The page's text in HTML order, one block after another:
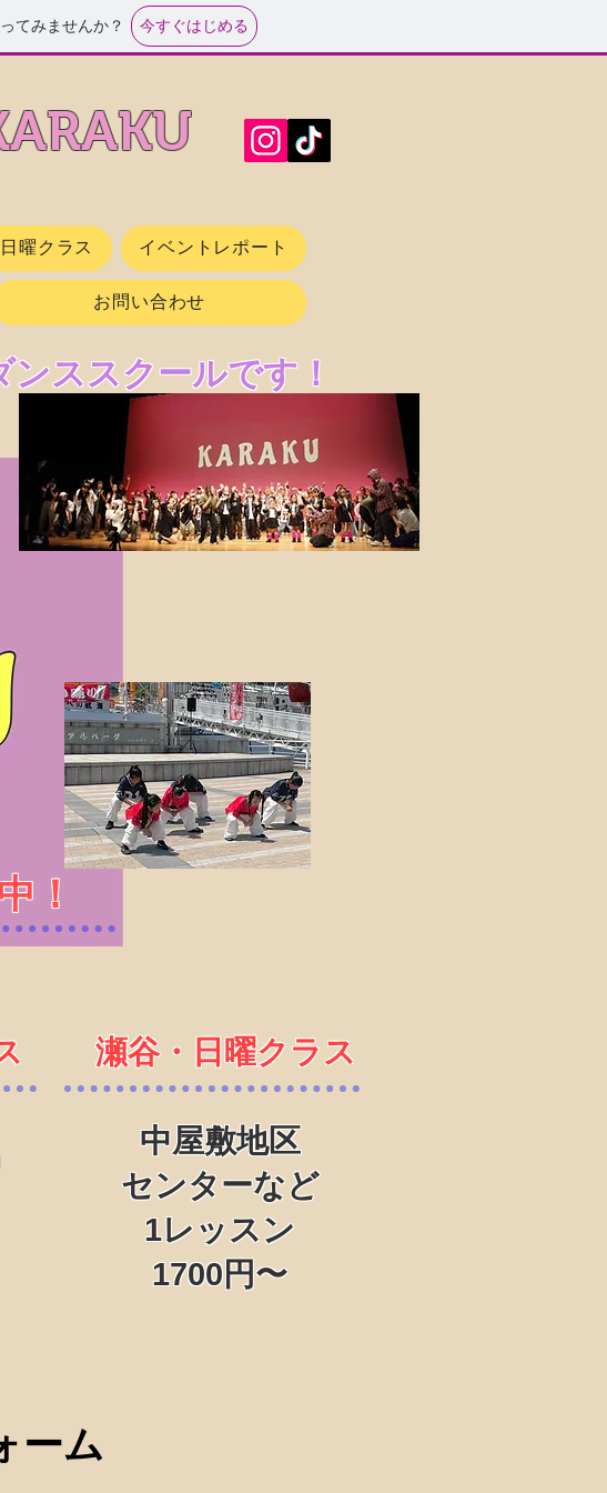
てみませんか？ 今すぐはじめる
曜クラス イベントレポート
お問い合わせ
ススクールです！
！
​瀬谷・日曜クラス
中屋敷地区
センターなど
1レッスン
1700円〜
ーム